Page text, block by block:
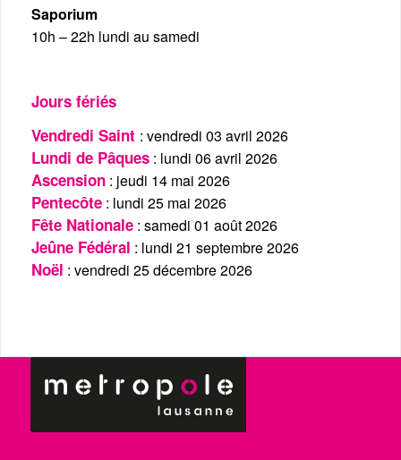
Saporium
10h – 22h lundi au samedi
Jours fériés
Vendredi Saint : vendredi 03 avril 2026
Lundi de Pâques: lundi 06 avril 2026
Ascension: jeudi 14 mai 2026
Pentecôte: lundi 25 mai 2026
Fête Nationale: samedi 01 août 2026
Jeûne Fédéral : lundi 21 septembre 2026
Noël : vendredi 25 décembre 2026